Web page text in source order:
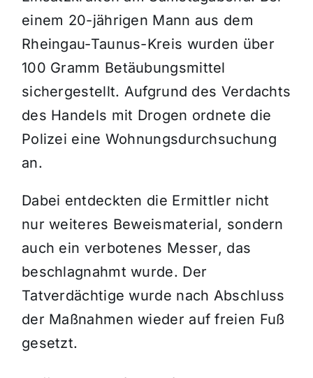
einem 20-jährigen Mann aus dem
Rheingau-Taunus-Kreis wurden über
100 Gramm Betäubungsmittel
sichergestellt. Aufgrund des Verdachts
des Handels mit Drogen ordnete die
Polizei eine Wohnungsdurchsuchung
an.
Dabei entdeckten die Ermittler nicht
nur weiteres Beweismaterial, sondern
auch ein verbotenes Messer, das
beschlagnahmt wurde. Der
Tatverdächtige wurde nach Abschluss
der Maßnahmen wieder auf freien Fuß
gesetzt.